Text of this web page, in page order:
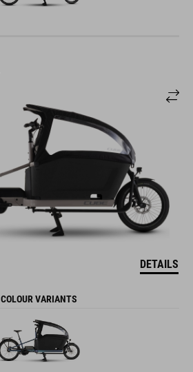
DETAILS
COLOUR VARIANTS